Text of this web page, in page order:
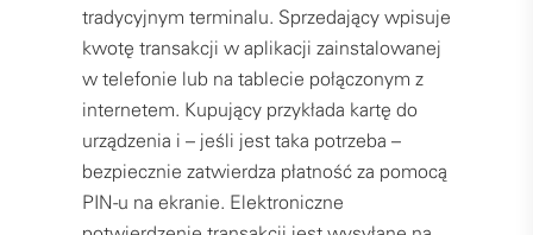
tradycyjnym terminalu. Sprzedający wpisuje
kwotę transakcji w aplikacji zainstalowanej
w telefonie lub na tablecie połączonym z
internetem. Kupujący przykłada kartę do
urządzenia i – jeśli jest taka potrzeba –
bezpiecznie zatwierdza płatność za pomocą
PIN-u na ekranie. Elektroniczne